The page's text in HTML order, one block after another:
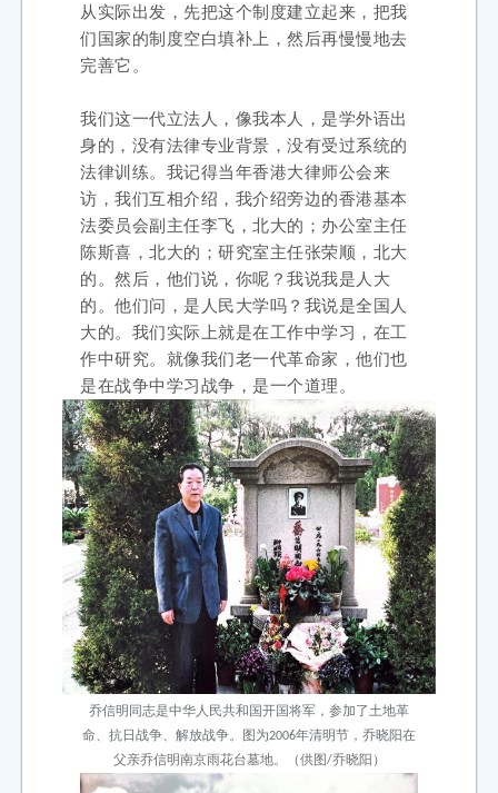
从实际出发，先把这个制度建立起来，把我
们国家的制度空白填补上，然后再慢慢地去
完善它。
我们这一代立法人，像我本人，是学外语出
身的，没有法律专业背景，没有受过系统的
法律训练。我记得当年香港大律师公会来
访，我们互相介绍，我介绍旁边的香港基本
法委员会副主任李飞，北大的；办公室主任
陈斯喜，北大的；研究室主任张荣顺，北大
的。然后，他们说，你呢？我说我是人大
的。他们问，是人民大学吗？我说是全国人
大的。我们实际上就是在工作中学习，在工
作中研究。就像我们老一代革命家，他们也
是在战争中学习战争，是一个道理。
乔信明同志是中华人民共和国开国将军，参加了土地革
命、抗日战争、解放战争。图为2006年清明节，乔晓阳在
父亲乔信明南京雨花台墓地。（供图/乔晓阳）